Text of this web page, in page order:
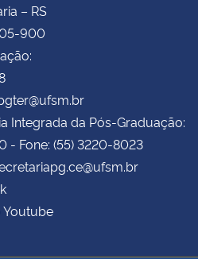
– RS
900
Integrada da Pós-Graduação:
- Fone: (55) 3220-8023
Youtube